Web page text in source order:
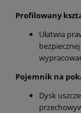
Profilowany
Ułatwia
Pojemnik na
Dysk